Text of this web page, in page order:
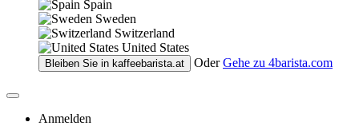
Spain
Sweden
Switzerland
United States
Bleiben Sie in kaffeebarista.at Oder Gehe zu 4barista.com
Anmelden